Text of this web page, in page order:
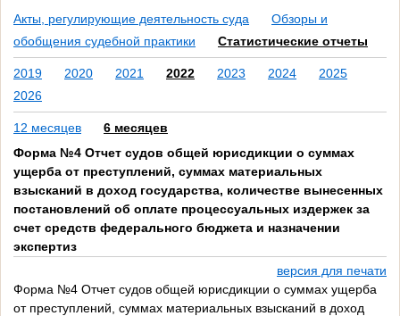
Акты, регулирующие деятельность суда
Обзоры и
обобщения судебной практики
Статистические отчеты
2019 2020 2021 2022 2023 2024
2025
2026
12 месяцев
6 месяцев
Форма №4 Отчет судов общей юрисдикции о суммах
ущерба от преступлений, суммах материальных
взысканий в доход государства, количестве вынесенных
постановлений об оплате процессуальных издержек за
счет средств федерального бюджета и назначении
экспертиз
версия для печати
Форма №4 Отчет судов общей юрисдикции о суммах ущерба
от преступлений, суммах материальных взысканий в доход